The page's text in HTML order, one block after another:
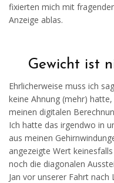
fixierten mich mit
Anzeige ablas.
Gewicht ist
Ehrlicherweise muss ich
keine Ahnung (mehr)
meinen digitalen
Ich hatte das irgendwo in
aus meinen
angezeigte Wert
noch die diagonalen
Jan vor unserer Fahrt